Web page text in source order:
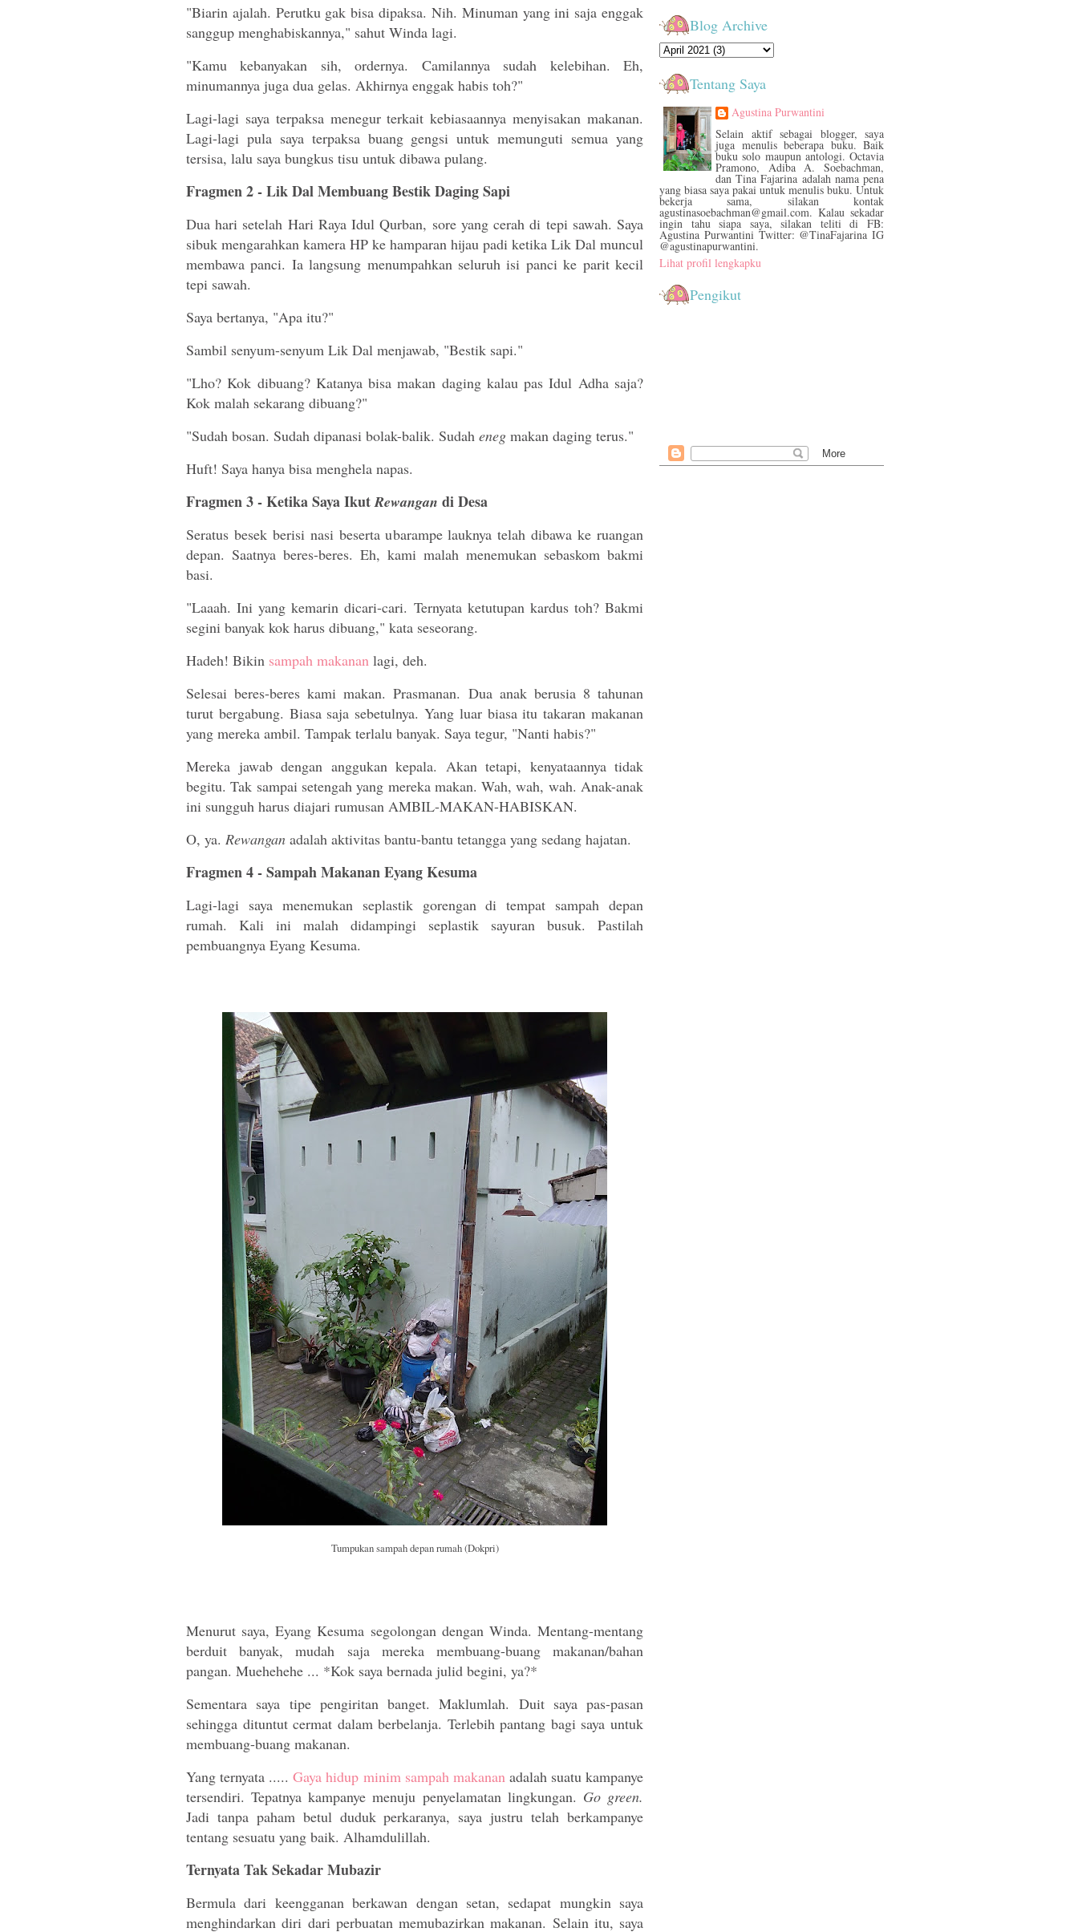
"Biarin ajalah. Perutku gak bisa dipaksa. Nih. Minuman yang ini saja enggak
sanggup menghabiskannya," sahut Winda lagi.
"Kamu kebanyakan sih, ordernya. Camilannya sudah kelebihan. Eh,
minumannya juga dua gelas. Akhirnya enggak habis toh?"
Lagi-lagi saya terpaksa menegur terkait kebiasaannya menyisakan makanan.
Lagi-lagi pula saya terpaksa buang gengsi untuk memunguti semua yang
tersisa, lalu saya bungkus tisu untuk dibawa pulang.
Fragmen 2 - Lik Dal Membuang Bestik Daging Sapi
Dua hari setelah Hari Raya Idul Qurban, sore yang cerah di tepi sawah. Saya
sibuk mengarahkan kamera HP ke hamparan hijau padi ketika Lik Dal muncul
membawa panci. Ia langsung menumpahkan seluruh isi panci ke parit kecil
tepi sawah.
Saya bertanya, "Apa itu?"
Sambil senyum-senyum Lik Dal menjawab, "Bestik sapi."
"Lho? Kok dibuang? Katanya bisa makan daging kalau pas Idul Adha saja?
Kok malah sekarang dibuang?"
"Sudah bosan. Sudah dipanasi bolak-balik. Sudah eneg makan daging terus."
Huft! Saya hanya bisa menghela napas.
Fragmen 3 - Ketika Saya IkutRewangan di Desa
Seratus besek berisi nasi beserta ubarampe lauknya telah dibawa ke ruangan
depan. Saatnya beres-beres. Eh, kami malah menemukan sebaskom bakmi
basi.
"Laaah. Ini yang kemarin dicari-cari. Ternyata ketutupan kardus toh? Bakmi
segini banyak kok harus dibuang," kata seseorang.
Hadeh! Bikin sampah makanan lagi, deh.
Selesai beres-beres kami makan. Prasmanan. Dua anak berusia 8 tahunan
turut bergabung. Biasa saja sebetulnya. Yang luar biasa itu takaran makanan
yang mereka ambil. Tampak terlalu banyak. Saya tegur, "Nanti habis?"
Mereka jawab dengan anggukan kepala. Akan tetapi, kenyataannya tidak
begitu. Tak sampai setengah yang mereka makan. Wah, wah, wah. Anak-anak
ini sungguh harus diajari rumusan AMBIL-MAKAN-HABISKAN.
O, ya. Rewangan adalah aktivitas bantu-bantu tetangga yang sedang hajatan.
Fragmen 4 - Sampah Makanan Eyang Kesuma
Lagi-lagi saya menemukan seplastik gorengan di tempat sampah depan
rumah. Kali ini malah didampingi seplastik sayuran busuk. Pastilah
pembuangnya Eyang Kesuma.
Tumpukan sampah depan rumah (Dokpri)
Menurut saya,Eyang Kesuma segolongan dengan Winda. Mentang-mentang
berduit banyak, mudah saja mereka membuang-buang makanan/bahan
pangan. Muehehehe ... *Kok saya bernada julid begini, ya?*
Sementara saya tipe pengiritan banget. Maklumlah. Duit saya pas-pasan
sehingga dituntut cermat dalam berbelanja. Terlebih pantang bagi saya untuk
membuang-buang makanan.
Yang ternyata .....Gaya hidup minim sampah makananadalah suatu kampanye
tersendiri. Tepatnya kampanye menuju penyelamatan lingkungan. Go green.
Jadi tanpa paham betul duduk perkaranya, saya justru telah berkampanye
tentang sesuatu yang baik. Alhamdulillah.
Ternyata Tak Sekadar Mubazir
Bermula dari keengganan berkawan dengan setan, sedapat mungkin saya
menghindarkan diri dari perbuatan memubazirkan makanan. Selain itu, saya
Blog Archive
Tentang Saya
Agustina Purwantini
Selain aktif sebagai blogger, saya
juga menulis beberapa buku. Baik
buku solo maupun antologi. Octavia
Pramono, Adiba A. Soebachman,
dan Tina Fajarina adalah nama pena
yang biasa saya pakai untuk menulis buku. Untuk
bekerja sama, silakan kontak
agustinasoebachman@gmail.com. Kalau sekadar
ingin tahu siapa saya, silakan teliti di FB:
Agustina Purwantini Twitter: @TinaFajarina IG
@agustinapurwantini.
Lihat profil lengkapku
Pengikut